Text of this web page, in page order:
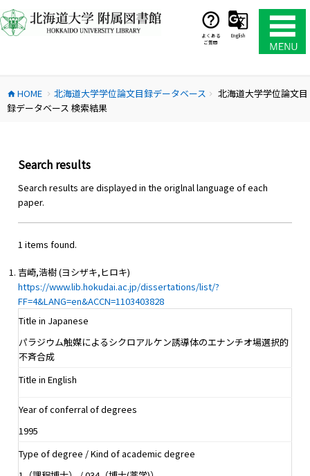
ン
テ
ス
キ
よくある
ご質問
English
home HOME chevron_right 北海道大学学位論文目録データベース chevron_right
北海道大学学位論文目
録データベース 検索結果
Search results
Search results are displayed in the origlnal language of each
paper.
1 items found.
吉崎,浩樹 (ヨシザキ,ヒロキ)
https://www.lib.hokudai.ac.jp/dissertations/list/?
FF=4&LANG=en&ACCN=1103403828
Title in Japanese
パラジウム触媒によるシクロアルケン誘導体のエナンチオ場選択的
不斉合成
Title in English
Year of conferral of degrees
1995
Type of degree / Kind of academic degree